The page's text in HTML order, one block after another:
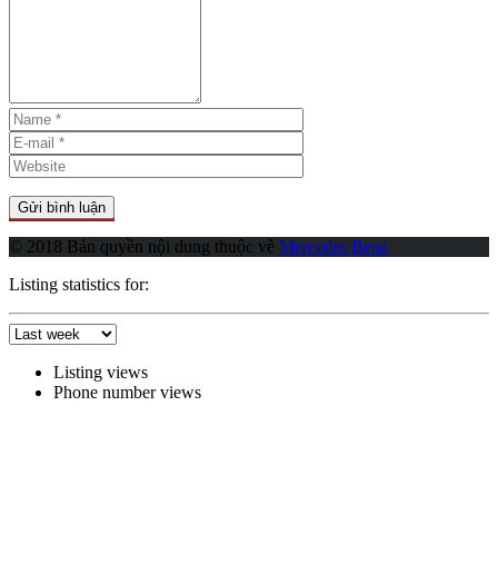
© 2018 Bản quyền nội dung thuộc về Mercedes Benz
Listing statistics for:
Listing views
Phone number views